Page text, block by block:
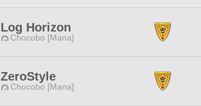
Log Horizon
Chocobo [Mana]
ZeroStyle
Chocobo [Mana]